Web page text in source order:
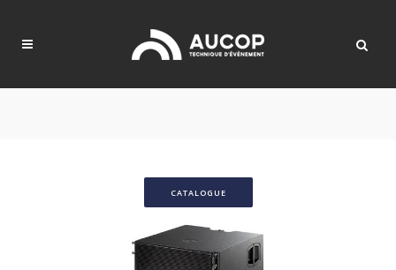
CATALOGUE